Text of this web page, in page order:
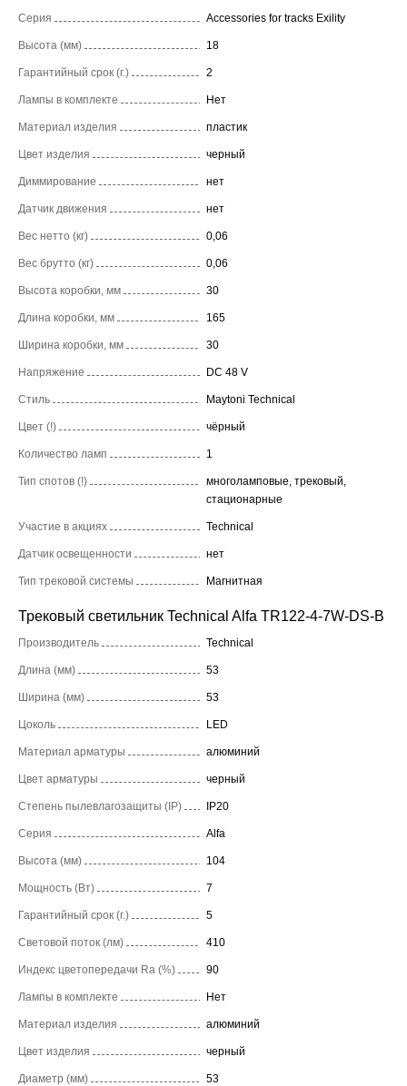
Серия Accessories for tracks Exility
Высота (мм) 18
Гарантийный срок (г.) 2
Лампы в комплекте Нет
Материал изделия пластик
Цвет изделия черный
Диммирование нет
Датчик движения нет
Вес нетто (кг) 0,06
Вес брутто (кг) 0,06
Высота коробки, мм 30
Длина коробки, мм 165
Ширина коробки, мм 30
Напряжение DC 48 V
Стиль Maytoni Technical
Цвет (!) чёрный
Количество ламп 1
Тип спотов (!)
многоламповые, трековый,
стационарные
Участие в акциях Technical
Датчик освещенности нет
Тип трековой системы Магнитная
Трековый светильник Technical Alfa TR122-4-7W-DS-B
Производитель Technical
Длина (мм) 53
Ширина (мм) 53
Цоколь LED
Материал арматуры алюминий
Цвет арматуры черный
Степень пылевлагозащиты (IP) IP20
Серия Alfa
Высота (мм) 104
Мощность (Вт) 7
Гарантийный срок (г.) 5
Световой поток (лм) 410
Индекс цветопередачи Ra (%) 90
Лампы в комплекте Нет
Материал изделия алюминий
Цвет изделия черный
Диаметр (мм) 53